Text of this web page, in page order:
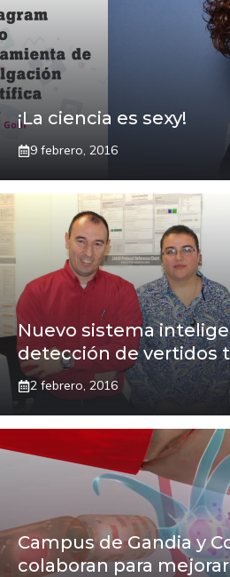
¡La ciencia es sexy!
9 febrero, 2016
Nuevo sistema
detección de vertidos
2 febrero, 2016
Campus de Gandia y
colaboran para